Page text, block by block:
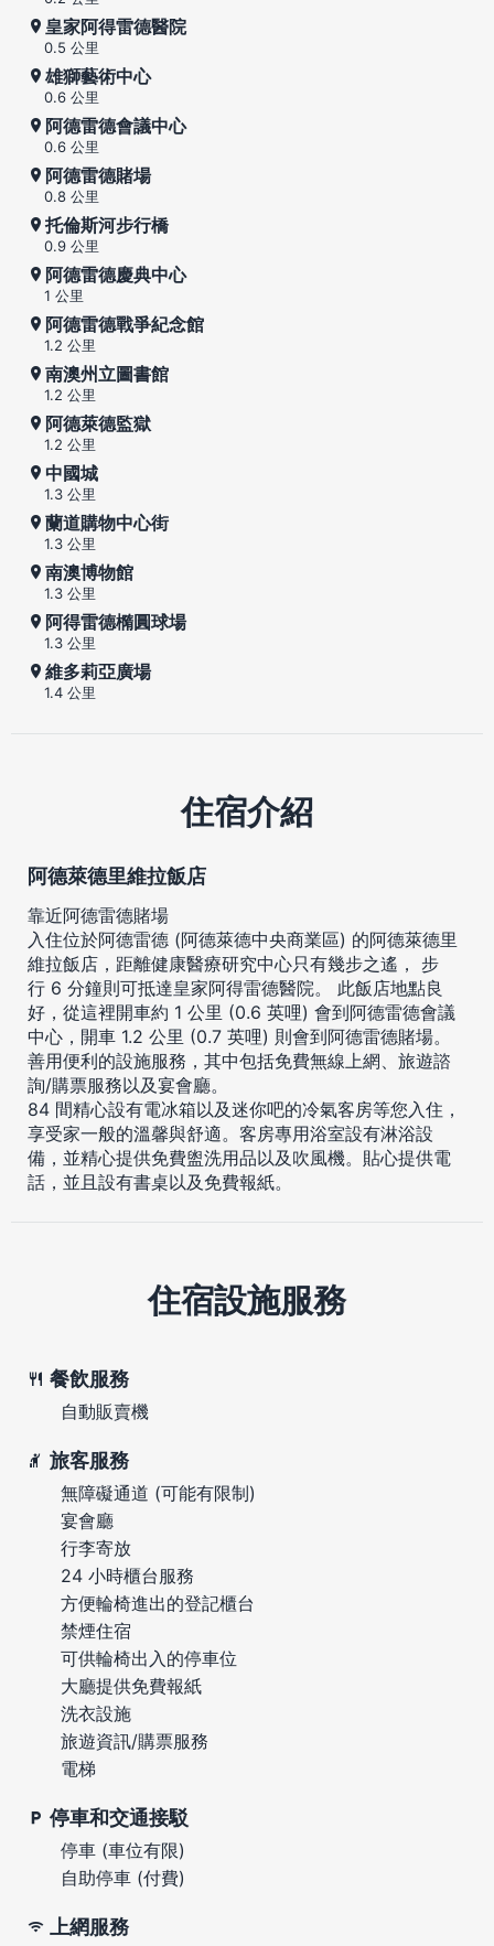
皇家阿得雷德醫院
0.5 公里
雄獅藝術中心
0.6 公里
阿德雷德會議中心
0.6 公里
阿德雷德賭場
0.8 公里
托倫斯河步行橋
0.9 公里
阿德雷德慶典中心
1 公里
阿德雷德戰爭紀念館
1.2 公里
南澳州立圖書館
1.2 公里
阿德萊德監獄
1.2 公里
中國城
1.3 公里
蘭道購物中心街
1.3 公里
南澳博物館
1.3 公里
阿得雷德橢圓球場
1.3 公里
維多莉亞廣場
1.4 公里
住宿介紹
阿德萊德里維拉飯店
靠近阿德雷德賭場
入住位於阿德雷德 (阿德萊德中央商業區) 的阿德萊德里
維拉飯店，距離健康醫療研究中心只有幾步之遙， 步
行 6 分鐘則可抵達皇家阿得雷德醫院。 此飯店地點良
好，從這裡開車約 1 公里 (0.6 英哩) 會到阿德雷德會議
中心，開車 1.2 公里 (0.7 英哩) 則會到阿德雷德賭場。
善用便利的設施服務，其中包括免費無線上網、旅遊諮
詢/購票服務以及宴會廳。
84 間精心設有電冰箱以及迷你吧的冷氣客房等您入住，
享受家一般的溫馨與舒適。客房專用浴室設有淋浴設
備，並精心提供免費盥洗用品以及吹風機。貼心提供電
話，並且設有書桌以及免費報紙。
住宿設施服務
餐飲服務
自動販賣機
旅客服務
無障礙通道 (可能有限制)
宴會廳
行李寄放
24 小時櫃台服務
方便輪椅進出的登記櫃台
禁煙住宿
可供輪椅出入的停車位
大廳提供免費報紙
洗衣設施
旅遊資訊/購票服務
電梯
停車和交通接駁
停車 (車位有限)
自助停車 (付費)
上網服務